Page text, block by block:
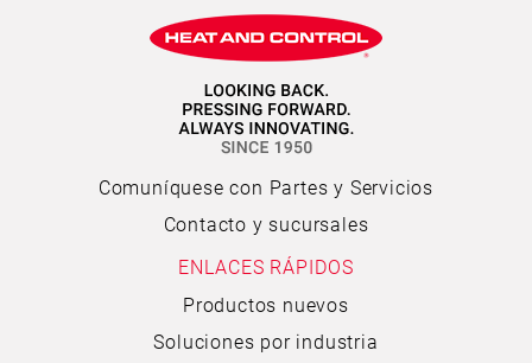
Comuníquese con Partes y Servicios
Contacto y sucursales
ENLACES RÁPIDOS
Productos nuevos
Soluciones por industria